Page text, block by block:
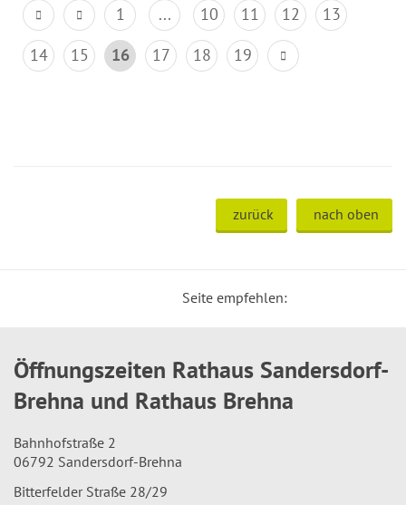
1 ... 10 11 12
13
14
15 16 17 18 19
zurück nach oben
Seite empfehlen:
Öffnungszeiten Rathaus Sandersdorf-
Brehna und Rathaus Brehna
Bahnhofstraße 2
06792 Sandersdorf-Brehna
Bitterfelder Straße 28/29